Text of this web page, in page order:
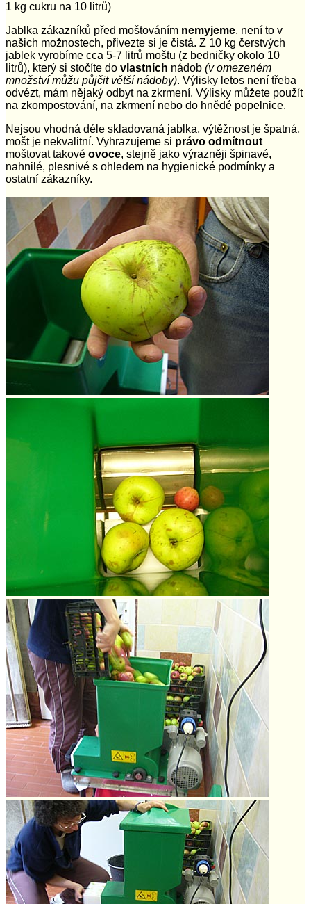
1 kg cukru na 10 litrů)
Jablka zákazníků před moštováním nemyjeme, není to v
našich možnostech, přivezte si je čistá. Z 10 kg čerstvých
jablek vyrobíme cca 5-7 litrů moštu (z bedničky okolo 10
litrů), který si stočíte do vlastních nádob (v omezeném
množství můžu půjčit větší nádoby). Výlisky letos není třeba
odvézt, mám nějaký odbyt na zkrmení. Výlisky můžete použít
na zkompostování, na zkrmení nebo do hnědé popelnice.
Nejsou vhodná déle skladovaná jablka, výtěžnost je špatná,
mošt je nekvalitní. Vyhrazujeme si právo odmítnout
moštovat takové ovoce, stejně jako výrazněji špinavé,
nahnilé, plesnivé s ohledem na hygienické podmínky a
ostatní zákazníky.